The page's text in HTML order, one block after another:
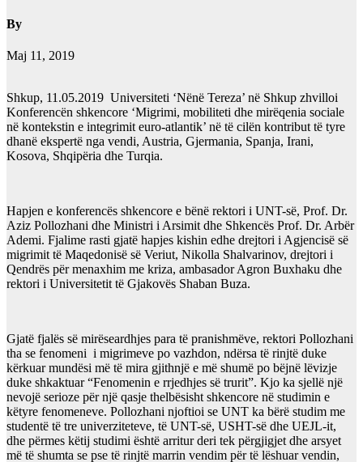
By
Maj 11, 2019
Shkup, 11.05.2019 Universiteti ‘Nënë Tereza’ në Shkup zhvilloi
Konferencën shkencore ‘Migrimi, mobiliteti dhe mirëqenia sociale
në kontekstin e integrimit euro-atlantik’ në të cilën kontribut të tyre
dhanë ekspertë nga vendi, Austria, Gjermania, Spanja, Irani,
Kosova, Shqipëria dhe Turqia.
Hapjen e konferencës shkencore e bënë rektori i UNT-së, Prof. Dr.
Aziz Pollozhani dhe Ministri i Arsimit dhe Shkencës Prof. Dr. Arbër
Ademi. Fjalime rasti gjatë hapjes kishin edhe drejtori i Agjencisë së
migrimit të Maqedonisë së Veriut, Nikolla Shalvarinov, drejtori i
Qendrës për menaxhim me kriza, ambasador Agron Buxhaku dhe
rektori i Universitetit të Gjakovës Shaban Buza.
Gjatë fjalës së mirëseardhjes para të pranishmëve, rektori Pollozhani
tha se fenomeni i migrimeve po vazhdon, ndërsa të rinjtë duke
kërkuar mundësi më të mira gjithnjë e më shumë po bëjnë lëvizje
duke shkaktuar “Fenomenin e rrjedhjes së trurit”. Kjo ka sjellë një
nevojë serioze për një qasje thelbësisht shkencore në studimin e
këtyre fenomeneve. Pollozhani njoftioi se UNT ka bërë studim me
studentë të tre univerziteteve, të UNT-së, USHT-së dhe UEJL-it,
dhe përmes këtij studimi është arritur deri tek përgjigjet dhe arsyet
më të shumta se pse të rinjtë marrin vendim për të lëshuar vendin,